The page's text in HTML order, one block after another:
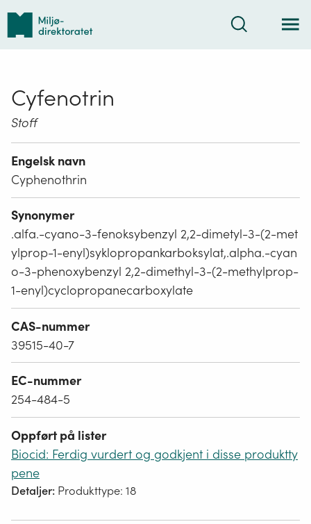
Tilbake
forsiden
Søk
Cyfenotrin
Stoff
Engelsk navn
Cyphenothrin
Synonymer
.alfa.-cyano-3-fenoksybenzyl 2,2-dimetyl-3-(2-met
ylprop-1-enyl)syklopropankarboksylat,.alpha.-cyan
o-3-phenoxybenzyl 2,2-dimethyl-3-(2-methylprop-
1-enyl)cyclopropanecarboxylate
CAS-nummer
39515-40-7
EC-nummer
254-484-5
Oppført på lister
Biocid: Ferdig vurdert og godkjent i disse produktty
pene
Detaljer: Produkttype: 18